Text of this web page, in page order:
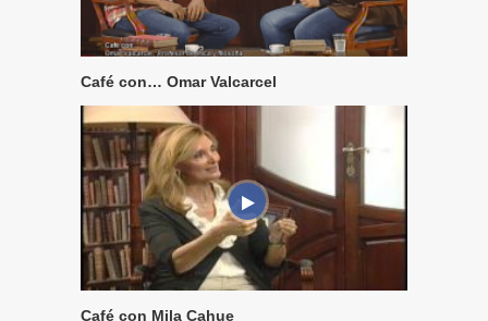
Café con… Omar Valcarcel
Café con Mila Cahue